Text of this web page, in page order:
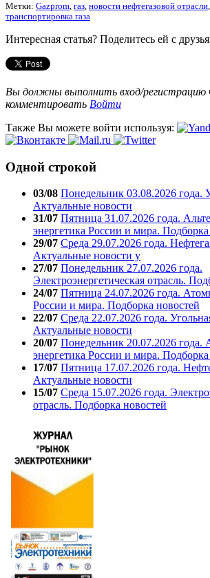
Метки: Gazprom, газ, новости нефтегазовой отрасли,
транспортировка газа
Интересная статья? Поделитесь ей с
Вы должны выполнить вход/
комментировать Войти
Также Вы можете войти используя:
Одной строкой
03/08 Понедельник 03.08.2026 года.
Актуальные новости
31/07 Пятница 31.07.2026 года.
энергетика России и мира. Подборка
29/07 Среда 29.07.2026 года.
Актуальные новости у
27/07 Понедельник 27.07.2026 года.
Электроэнергетическая отрасль.
24/07 Пятница 24.07.2026 года.
России и мира. Подборка новостей
22/07 Среда 22.07.2026 года.
Актуальные новости
20/07 Понедельник 20.07.2026 года.
энергетика России и мира. Подборка
17/07 Пятница 17.07.2026 года.
Актуальные новости
15/07 Среда 15.07.2026 года.
отрасль. Подборка новостей